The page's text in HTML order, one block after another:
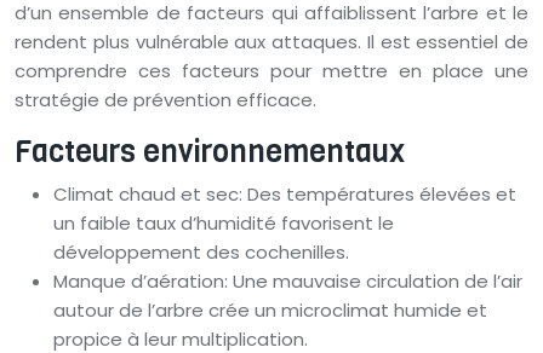
d’un ensemble de facteurs qui affaiblissent l’arbre et le
rendent plus vulnérable aux attaques. Il est essentiel de
comprendre ces facteurs pour mettre en place une
stratégie de prévention efficace.
Facteurs environnementaux
Climat chaud et sec: Des températures élevées et
un faible taux d’humidité favorisent le
développement des cochenilles.
Manque d’aération: Une mauvaise circulation de l’air
autour de l’arbre crée un microclimat humide et
propice à leur multiplication.